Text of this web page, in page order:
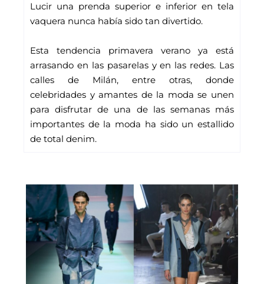
Lucir una prenda superior e inferior en tela
vaquera nunca había sido tan divertido.
Esta tendencia primavera verano ya está
arrasando en las pasarelas y en las redes. Las
calles de Milán, entre otras, donde
celebridades y amantes de la moda se unen
para disfrutar de una de las semanas más
importantes de la moda ha sido un estallido
de total denim.